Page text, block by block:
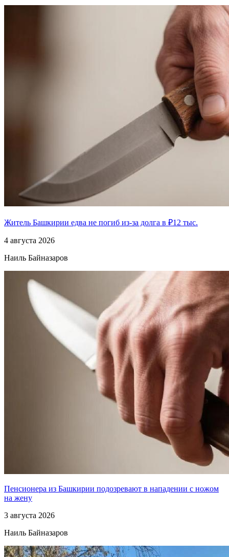
Житель Башкирии едва не погиб из-за долга в ₽12 тыс.
4 августа 2026
Наиль Байназаров
Пенсионера из Башкирии подозревают в нападении с ножом
на жену
3 августа 2026
Наиль Байназаров